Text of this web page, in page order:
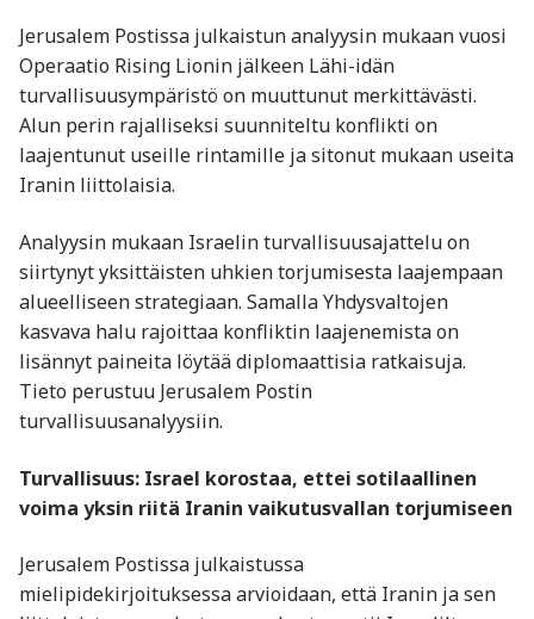
Jerusalem Postissa julkaistun analyysin mukaan vuosi
Operaatio Rising Lionin jälkeen Lähi-idän
turvallisuusympäristö on muuttunut merkittävästi.
Alun perin rajalliseksi suunniteltu konflikti on
laajentunut useille rintamille ja sitonut mukaan useita
Iranin liittolaisia.
Analyysin mukaan Israelin turvallisuusajattelu on
siirtynyt yksittäisten uhkien torjumisesta laajempaan
alueelliseen strategiaan. Samalla Yhdysvaltojen
kasvava halu rajoittaa konfliktin laajenemista on
lisännyt paineita löytää diplomaattisia ratkaisuja.
Tieto perustuu Jerusalem Postin
turvallisuusanalyysiin.
Turvallisuus: Israel korostaa, ettei sotilaallinen
voima yksin riitä Iranin vaikutusvallan torjumiseen
Jerusalem Postissa julkaistussa
mielipidekirjoituksessa arvioidaan, että Iranin ja sen